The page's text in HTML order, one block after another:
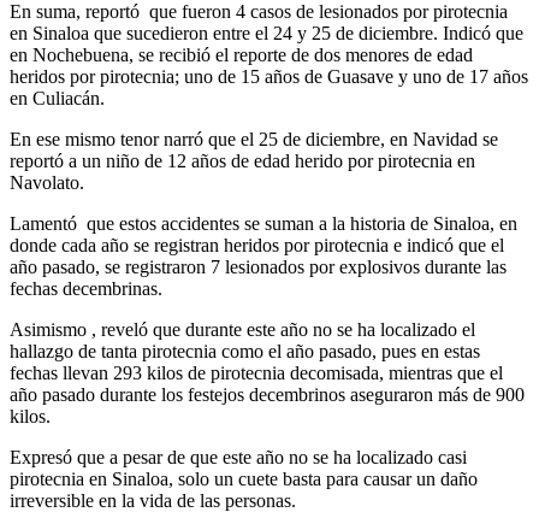
En suma, reportó que fueron 4 casos de lesionados por pirotecnia
en Sinaloa que sucedieron entre el 24 y 25 de diciembre. Indicó que
en Nochebuena, se recibió el reporte de dos menores de edad
heridos por pirotecnia; uno de 15 años de Guasave y uno de 17 años
en Culiacán.
En ese mismo tenor narró que el 25 de diciembre, en Navidad se
reportó a un niño de 12 años de edad herido por pirotecnia en
Navolato.
Lamentó que estos accidentes se suman a la historia de Sinaloa, en
donde cada año se registran heridos por pirotecnia e indicó que el
año pasado, se registraron 7 lesionados por explosivos durante las
fechas decembrinas.
Asimismo , reveló que durante este año no se ha localizado el
hallazgo de tanta pirotecnia como el año pasado, pues en estas
fechas llevan 293 kilos de pirotecnia decomisada, mientras que el
año pasado durante los festejos decembrinos aseguraron más de 900
kilos.
Expresó que a pesar de que este año no se ha localizado casi
pirotecnia en Sinaloa, solo un cuete basta para causar un daño
irreversible en la vida de las personas.